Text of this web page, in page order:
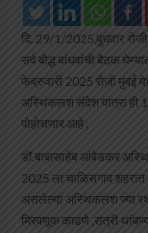
दि. 29/1/2025,बुधवार
सर्व बौद्ध बांधवांची बैठक
फेब्रुवारी 2025 रोजी मुंबई
अस्थिकलश संदेश यात्रा ही
पोहोचणार आहे ,
डॉ.बाबासाहेब आंबेडकर
2025 ला चाळिसगाव शहरात
असलेल्या अस्थिकलश ज्या
मिरवणूक काढणे ,रात्री